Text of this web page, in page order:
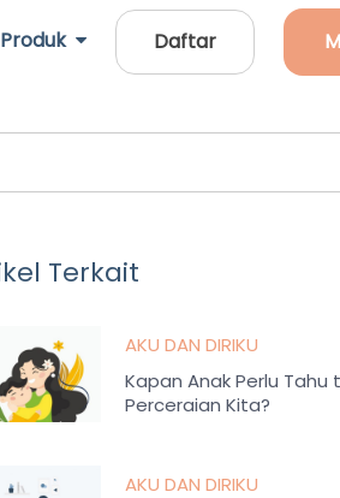
Produk Daftar
Terkait
AKU DAN DIRIKU
Kapan Anak Perlu
Perceraian Kita?
AKU DAN DIRIKU